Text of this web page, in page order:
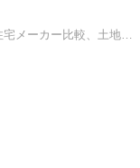
20代でマイホーム(注文住宅)を建てる！ 住宅メーカー比較、土地のこと、お金のこと… やってみて分かった家づくりについて情報発信していきます！